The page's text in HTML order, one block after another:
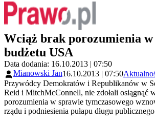
Wciąż brak porozumienia w
budżetu USA
Data dodania: 16.10.2013 | 07:50
Mianowski Jan16.10.2013 | 07:50
Przywódcy Demokratów i Republikanów w
Reid i MitchMcConnell, nie zdołali osiągnąć
porozumienia w sprawie tymczasowego
rządu i podniesienia pułapu długu